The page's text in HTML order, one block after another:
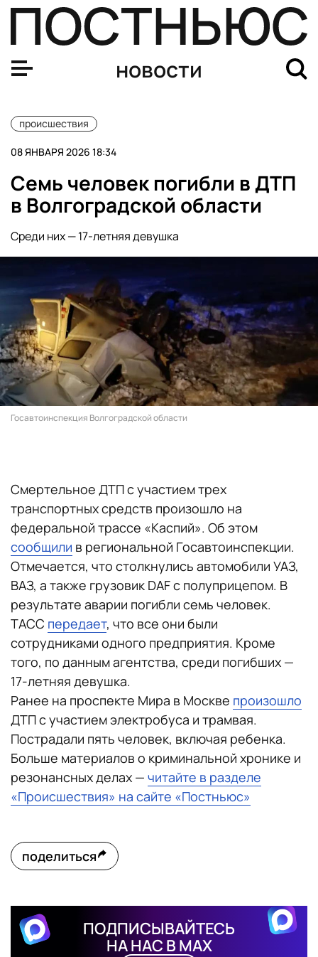
новости
происшествия
08 ЯНВАРЯ 2026 18:34
Семь человек погибли в ДТП
в Волгоградской области
Среди них — 17-летняя девушка
Госавтоинспекция Волгоградской области
Смертельное ДТП с участием трех
транспортных средств произошло на
федеральной трассе «Каспий». Об этом
сообщили в региональной Госавтоинспекции.
Отмечается, что столкнулись автомобили УАЗ,
ВАЗ, а также грузовик DAF с полуприцепом. В
результате аварии погибли семь человек.
ТАСС передает, что все они были
сотрудниками одного предприятия. Кроме
того, по данным агентства, среди погибших —
17-летняя девушка.
Ранее на проспекте Мира в Москве произошло
ДТП с участием электробуса и трамвая.
Пострадали пять человек, включая ребенка.
Больше материалов о криминальной хронике и
резонансных делах — читайте в разделе
«Происшествия» на сайте «Постньюс»
поделиться
ПОДПИСЫВАЙТЕСЬ
НА НАС В MAX
Baza: самолет Utair, подавший сигнал бедствия,